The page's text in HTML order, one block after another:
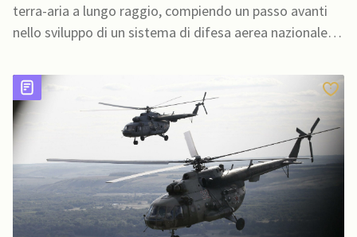
terra-aria a lungo raggio, compiendo un passo avanti
nello sviluppo di un sistema di difesa aerea nazionale